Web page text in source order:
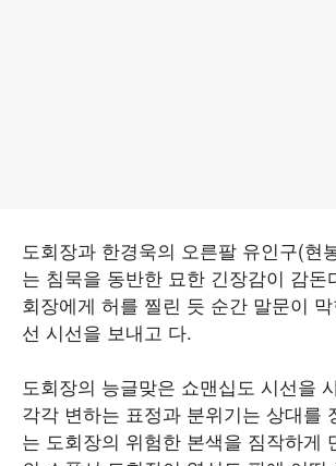
도회장과 한경욱의 오른팔 유인구(현
는 침묵을 동반한 묘한 긴장감이 감돈
회장에게 허를 찔린 듯 순간 말문이
선 시선을 보내고 다.
도회장의 능글맞은 쇼맨십도 시선을
각각 변하는 표정과 분위기는 상대를
는 도회장의 위험한 본색을 짐작하게